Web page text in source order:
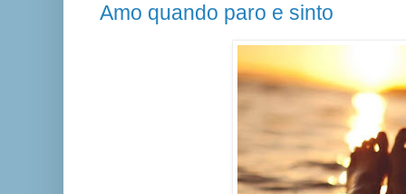
Amo quando paro e sinto